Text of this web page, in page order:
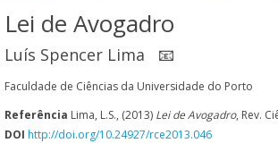
Lei de Avogadro
Luís Spencer Lima 📧
Faculdade de Ciências da Universidade do Porto
Referência Lima, L.S., (2013) Lei de Avogadro, Rev.
DOI http://doi.org/10.24927/rce2013.046